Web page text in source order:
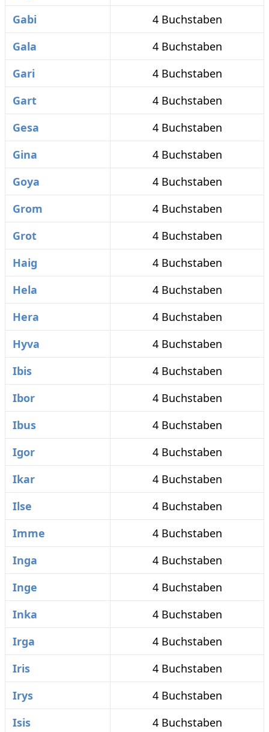
Gabi
4 Buchstaben
Gala
4 Buchstaben
Gari
4 Buchstaben
Gart
4 Buchstaben
Gesa
4 Buchstaben
Gina
4 Buchstaben
Goya
4 Buchstaben
Grom
4 Buchstaben
Grot
4 Buchstaben
Haig
4 Buchstaben
Hela
4 Buchstaben
Hera
4 Buchstaben
Hyva
4 Buchstaben
Ibis
4 Buchstaben
Ibor
4 Buchstaben
Ibus
4 Buchstaben
Igor
4 Buchstaben
Ikar
4 Buchstaben
Ilse
4 Buchstaben
Imme
4 Buchstaben
Inga
4 Buchstaben
Inge
4 Buchstaben
Inka
4 Buchstaben
Irga
4 Buchstaben
Iris
4 Buchstaben
Irys
4 Buchstaben
Isis
4 Buchstaben